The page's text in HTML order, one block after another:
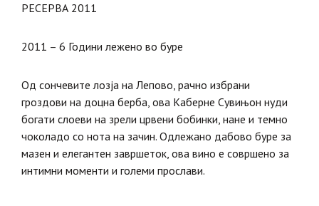
РЕСЕРВА 2011
2011 – 6 Години лежено во буре
Од сончевите лозја на Лепово, рачно избрани
гроздови на доцна берба, ова Каберне Сувињон нуди
богати слоеви на зрели црвени бобинки, нане и темно
чоколадо со нота на зачин. Одлежано дабово буре за
мазен и елегантен завршеток, ова вино е совршено за
интимни моменти и големи прослави.